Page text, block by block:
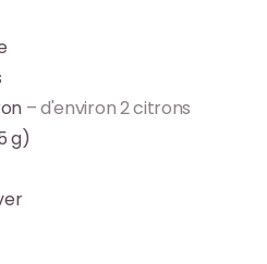
– d'environ 2 citrons
g)